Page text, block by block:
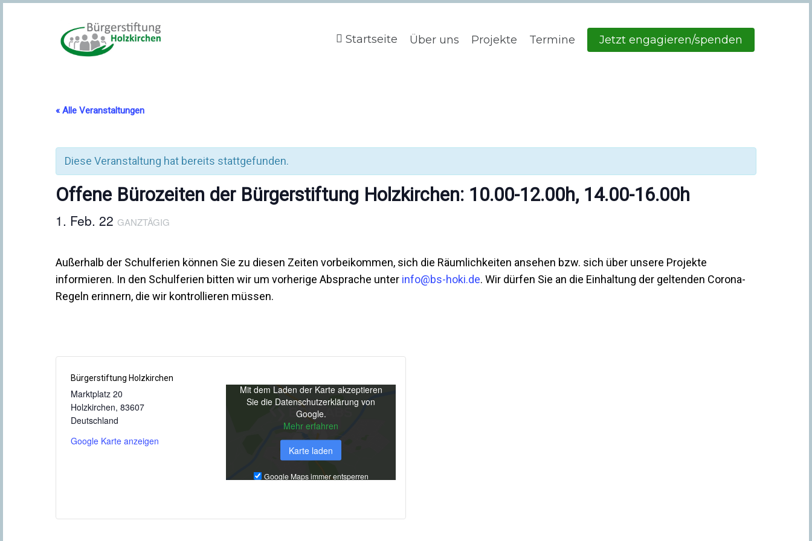
Startseite Über uns Projekte Termine Jetzt engagieren/spenden
« Alle Veranstaltungen
Diese Veranstaltung hat bereits stattgefunden.
Offene Bürozeiten der Bürgerstiftung Holzkirchen: 10.00-12.00h, 14.00-16.00h
1. Feb. 22 GANZTÄGIG
Außerhalb der Schulferien können Sie zu diesen Zeiten vorbeikommen, sich die Räumlichkeiten ansehen bzw. sich über unsere Projekte
informieren. In den Schulferien bitten wir um vorherige Absprache unter info@bs-hoki.de. Wir dürfen Sie an die Einhaltung der geltenden Corona-
Regeln erinnern, die wir kontrollieren müssen.
Bürgerstiftung Holzkirchen
Marktplatz 20
Holzkirchen, 83607
Deutschland
Google Karte anzeigen
Mit dem Laden der Karte akzeptieren
Sie die Datenschutzerklärung von
Google.
Mehr erfahren
Karte laden
Google Maps immer entsperren